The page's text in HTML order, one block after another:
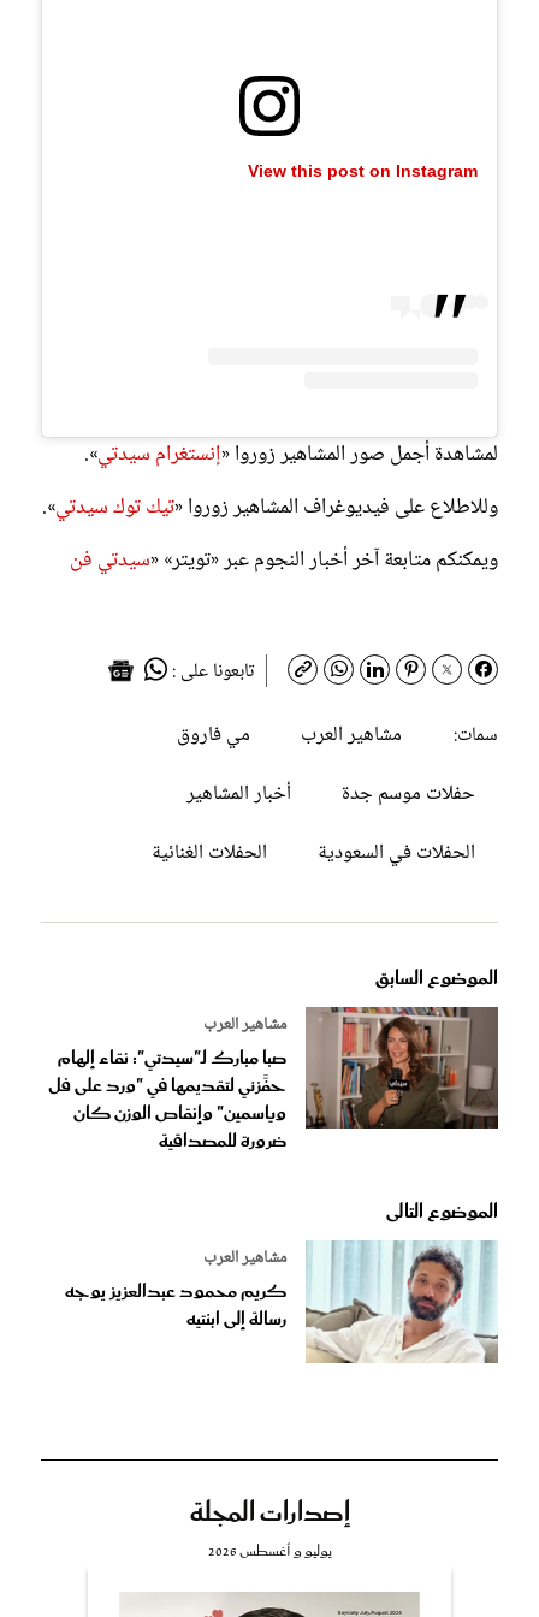
View this post on Instagram
لمشاهدة أجمل صور المشاهير زوروا «إنستغرام سيدتي».
وللاطلاع على فيديوغراف المشاهير زوروا «تيك توك سيدتي».
ويمكنكم متابعة آخر أخبار النجوم عبر «تويتر» «سيدتي فن
تابعونا على :
سمات:
مشاهير العرب
مي فاروق
حفلات موسم جدة
أخبار المشاهير
الحفلات في السعودية
الحفلات الغنائية
الموضوع السابق
مشاهير العرب
صبا مبارك لـ"سيدتي": نقاء إلهام
حفَّزني لتقديمها في "ورد على فل
وياسمين" وإنقاص الوزن كان
ضرورة للمصداقية
الموضوع التالى
مشاهير العرب
كريم محمود عبدالعزيز يوجه
رسالة إلى ابنتيه
إصدارات المجلة
يوليو و أغسطس 2026